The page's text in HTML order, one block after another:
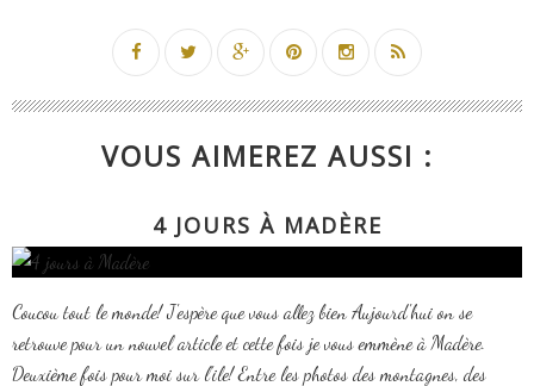
VOUS AIMEREZ AUSSI :
4 JOURS À MADÈRE
Coucou tout le monde! J'espère que vous allez bien Aujourd'hui on se
retrouve pour un nouvel article et cette fois je vous emmène à Madère.
Deuxième fois pour moi sur l'ile! Entre les photos des montagnes, des